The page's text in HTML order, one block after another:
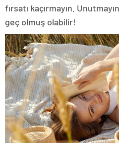
fırsatı kaçırmayın.
geç olmuş olabilir!